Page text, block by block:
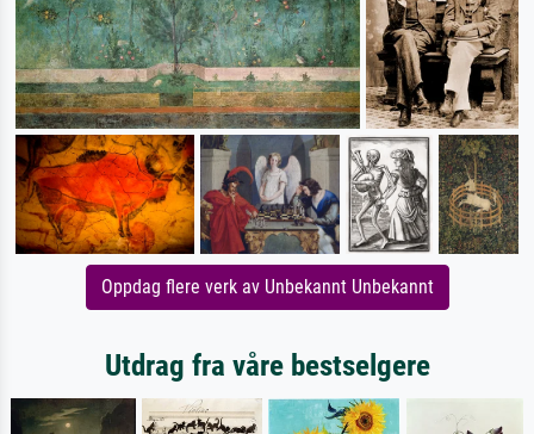
Oppdag flere verk av Unbekannt Unbekannt
Utdrag fra våre bestselgere